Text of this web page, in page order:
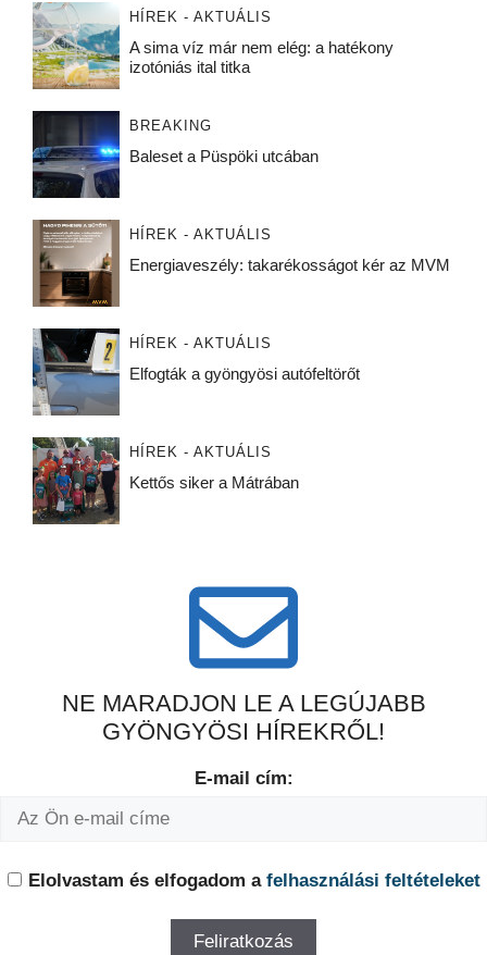
HÍREK - AKTUÁLIS
A sima víz már nem elég: a hatékony
izotóniás ital titka
BREAKING
Baleset a Püspöki utcában
HÍREK - AKTUÁLIS
Energiaveszély: takarékosságot kér az MVM
HÍREK - AKTUÁLIS
Elfogták a gyöngyösi autófeltörőt
HÍREK - AKTUÁLIS
Kettős siker a Mátrában
NE MARADJON LE A LEGÚJABB
GYÖNGYÖSI HÍREKRŐL!
E-mail cím:
Elolvastam és elfogadom a felhasználási feltételeket